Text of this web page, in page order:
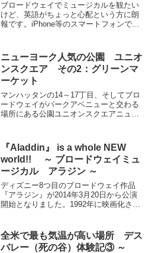
ブロードウェイでミュージカルを観たい
けど、英語がちょっと心配という方に朗
報です。iPhone等のスマートフォンで、
プリGalaPro（ガラプロ）の導入が始まり
ました。現...
ニューヨーク人気の公園 ユニオ
ンスクエア その2：グリーンマ
ーケット
マンハッタンの14～17丁目、そしてブロ
ードウェイがパークアベニューと交わる
場所にある公園ユニオンスクエアニュー
アーは麻薬のディラーとかがたむろして
いましたが、1...
『Aladdin』 is a whole NEW
world!! ～ ブロードウェイミュ
ージカル アラジン ～
ディズニー8つ目のブロードウェイ作品
『アラジン』が2014年3月20日から公演
開始となりました。1992年に映画化され
ージカル『アラジン』は監督 /振り付けを
ケーシー・...
全米で最も気温が高い場所 デス
バレー（死の谷）体験記③ ～